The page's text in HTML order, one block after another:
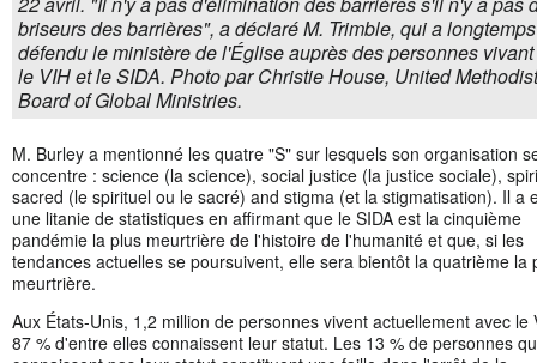
briseurs des barrières", a déclaré M. Trimble, qui a longtemps
défendu le ministère de l'Église auprès des personnes
le VIH et le SIDA. Photo par Christie House, United Methodist
Board of Global Ministries.
M. Burley a mentionné les quatre "S" sur lesquels son organisation
concentre : science (la science), social justice (la justice sociale),
sacred (le spirituel ou le sacré) and stigma (et la stigmatisation). Il a
une litanie de statistiques en affirmant que le SIDA est la cinquième
pandémie la plus meurtrière de l'histoire de l'humanité et que, si les
tendances actuelles se poursuivent, elle sera bientôt la quatrième la
meurtrière.
Aux États-Unis, 1,2 million de personnes vivent actuellement avec le
87 % d'entre elles connaissent leur statut. Les 13 % de personnes